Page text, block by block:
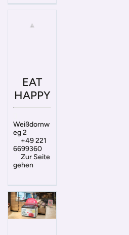
EAT
HAPPY
Weißdornw
eg 2
+49 221
6699360
Zur Seite
gehen